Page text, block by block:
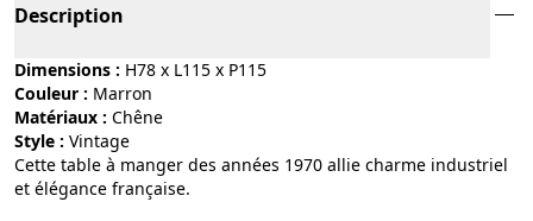
Description
Dimensions : H78 x L115 x P115
Couleur :
marron
Matériaux :
chêne
Style :
vintage
Cette table à manger des années 1970 allie charme industriel
et élégance française.